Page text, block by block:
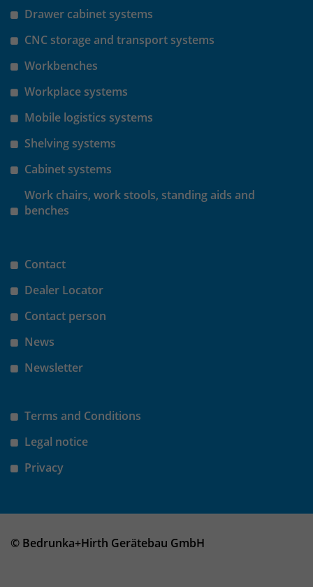
Drawer cabinet systems
CNC storage and transport systems
Workbenches
Workplace systems
Mobile logistics systems
Shelving systems
Cabinet systems
Work chairs, work stools, standing aids and
benches
Contact
Dealer Locator
Contact person
News
Newsletter
Terms and Conditions
Legal notice
Privacy
© Bedrunka+Hirth Gerätebau GmbH